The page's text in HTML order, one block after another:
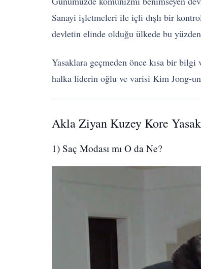
Sanayi işletmeleri ile içli dışlı bir
devletin elinde olduğu ülkede bu
Yasaklara geçmeden önce kısa bir
halka liderin oğlu ve varisi Kim Jong-
Akla Ziyan Kuzey Kore
1) Saç Modası mı O da Ne?